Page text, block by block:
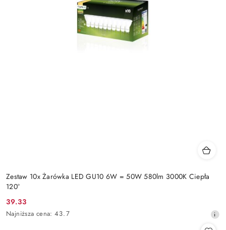
Zestaw 10x Żarówka LED GU10 6W = 50W 580lm 3000K Ciepła
120°
Cena
promocyjna:
39.33
Najniższa
Najniższa cena: 43.7